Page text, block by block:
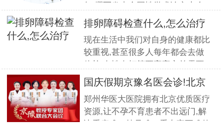
年,撰写发表全国性学术论文十余
篇.对宫、腹腔镜等微创高科技技
术诊治子宫腺肌症、石女、子宫肌
瘤、女性不孕等妇科疑难杂症有一
套成熟完整的方案,深得患者好评!
排卵障碍检查什么,怎么治疗
现在生活中我们对自身的健康都比
较重视,甚至很多人每年都会去做
到医院做孕前检查,这样才能更好
的保证怀孕的诊疗率.有患者想了
解排卵障碍检查什么?怎么治疗?我
们来一起了解下. 排卵障碍检查什
国庆假期京豫名医会诊!北京
不孕
郑州华医大医院拥有北京优质医疗
资源,让不孕不育患者不出远门,解
决看病难、挂号难、看专家更难的